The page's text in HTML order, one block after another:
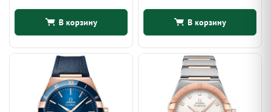
В корзину В корзину